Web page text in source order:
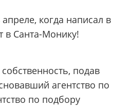
когда написал в
в Санта-Монику!
подав
агентство по
по подбору